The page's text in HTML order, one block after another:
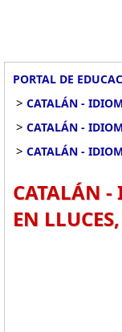
PORTAL DE
> CATALÁN -
> CATALÁN -
> CATALÁN -
CATALÁN -
EN